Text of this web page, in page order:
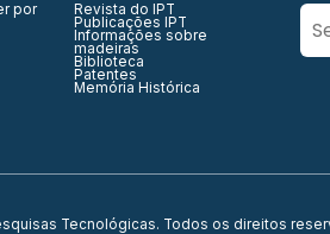
por Revista do IPT
Publicações IPT
Informações sobre
madeiras
Biblioteca
Patentes
Memória Histórica
Tecnológicas. Todos os direitos